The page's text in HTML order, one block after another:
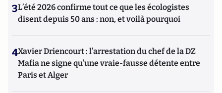
3L’été 2026 confirme tout ce que les écologistes
disent depuis 50 ans : non, et voilà pourquoi
4Xavier Driencourt : l’arrestation du chef de la DZ
Mafia ne signe qu’une vraie-fausse détente entre
Paris et Alger